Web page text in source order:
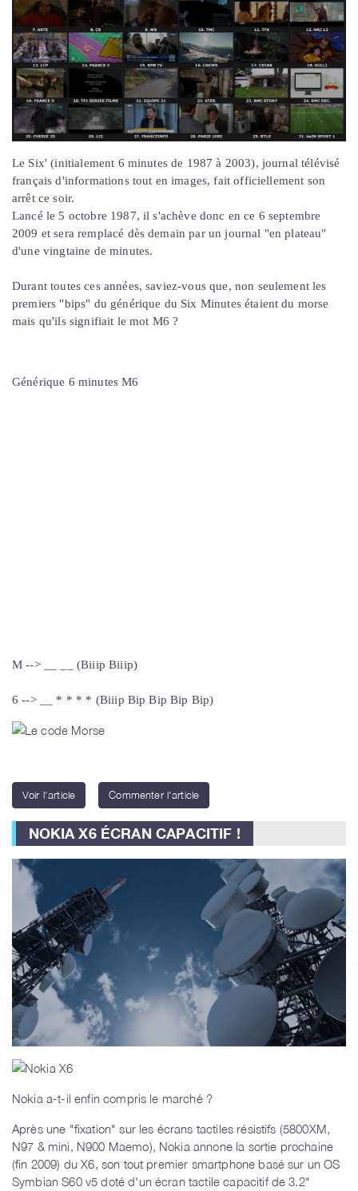
Le Six' (initialement 6 minutes de 1987 à 2003), journal télévisé
français d'informations tout en images, fait officiellement son
arrêt ce soir.
Lancé le 5 octobre 1987, il s'achève donc en ce 6 septembre
2009 et sera remplacé dès demain par un journal "en plateau"
d'une vingtaine de minutes.
Durant toutes ces années, saviez-vous que, non seulement les
premiers "bips" du générique du Six Minutes étaient du morse
mais qu'ils signifiait le mot M6 ?
Générique 6 minutes M6
M --> __ __ (Biiip Biiip)
6 --> __ * * * * (Biiip Bip Bip Bip Bip)
Voir l'article Commenter l'article
NOKIA X6 ÉCRAN CAPACITIF !
Nokia a-t-il enfin compris le marché ?
Après une "fixation" sur les écrans tactiles résistifs (5800XM,
N97 & mini, N900 Maemo), Nokia annone la sortie prochaine
(fin 2009) du X6, son tout premier smartphone basé sur un OS
Symbian S60 v5 doté d'un écran tactile capacitif de3.2"